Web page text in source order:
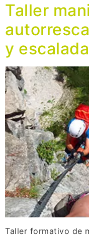
Taller
y escalada
Taller formativo de